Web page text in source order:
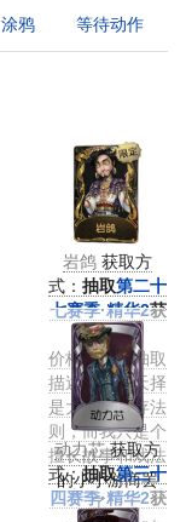
涂鸦 等待动作
岩鸽 获取方
式： 抽取第二十
七赛季·精华2获
得
价格：精华抽取
描述：物竞天择
是大漠的生存法
则，而我只是个
擅长故事和戏法
的小小游商罢
了。
动力芯获取方
式：抽取第三十
四赛季·精华2获